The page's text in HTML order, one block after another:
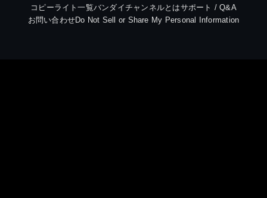
コピーライト一覧バンダイチャンネルとはサポート / Q&A
お問い合わせDo Not Sell or Share My Personal Information